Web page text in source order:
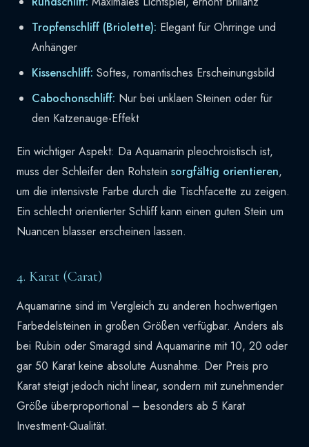
Tropfenschliff (Briolette): Elegant für Ohrringe und
Anhänger
Kissenschliff: Softes, romantisches Erscheinungsbild
Cabochonschliff: Nur bei unklaen Steinen oder für
den Katzenauge-Effekt
Ein wichtiger Aspekt: Da Aquamarin pleochroistisch ist,
muss der Schleifer den Rohstein sorgfältig orientieren,
um die intensivste Farbe durch die Tischfacette zu zeigen.
Ein schlecht orientierter Schliff kann einen guten Stein um
Nuancen blasser erscheinen lassen.
4. Karat (Carat)
Aquamarine sind im Vergleich zu anderen hochwertigen
Farbedelsteinen in großen Größen verfügbar. Anders als
bei Rubin oder Smaragd sind Aquamarine mit 10, 20 oder
gar 50 Karat keine absolute Ausnahme. Der Preis pro
Karat steigt jedoch nicht linear, sondern mit zunehmender
Größe überproportional – besonders ab 5 Karat
Investment-Qualität.